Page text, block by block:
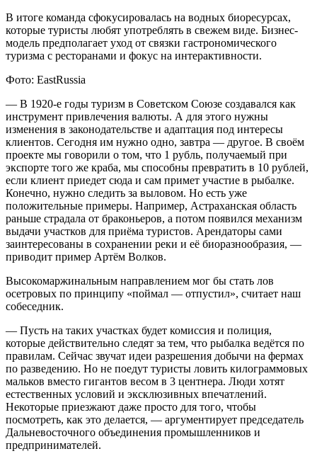
В итоге команда сфокусировалась на водных биоресурсах,
которые туристы любят употреблять в свежем виде. Бизнес-
модель предполагает уход от связки гастрономического
туризма с ресторанами и фокус на интерактивности.
Фото: EastRussia
— В 1920-е годы туризм в Советском Союзе создавался как
инструмент привлечения валюты. А для этого нужны
изменения в законодательстве и адаптация под интересы
клиентов. Сегодня им нужно одно, завтра — другое. В своём
проекте мы говорили о том, что 1 рубль, получаемый при
экспорте того же краба, мы способны превратить в 10 рублей,
если клиент приедет сюда и сам примет участие в рыбалке.
Конечно, нужно следить за выловом. Но есть уже
положительные примеры. Например, Астраханская область
раньше страдала от браконьеров, а потом появился механизм
выдачи участков для приёма туристов. Арендаторы сами
заинтересованы в сохранении реки и её биоразнообразия, —
приводит пример Артём Волков.
Высокомаржинальным направлением мог бы стать лов
осетровых по принципу «поймал — отпустил», считает наш
собеседник.
— Пусть на таких участках будет комиссия и полиция,
которые действительно следят за тем, что рыбалка ведётся по
правилам. Сейчас звучат идеи разрешения добычи на фермах
по разведению. Но не поедут туристы ловить килограммовых
мальков вместо гигантов весом в 3 центнера. Люди хотят
естественных условий и эксклюзивных впечатлений.
Некоторые приезжают даже просто для того, чтобы
посмотреть, как это делается, — аргументирует председатель
Дальневосточного объединения промышленников и
предпринимателей.